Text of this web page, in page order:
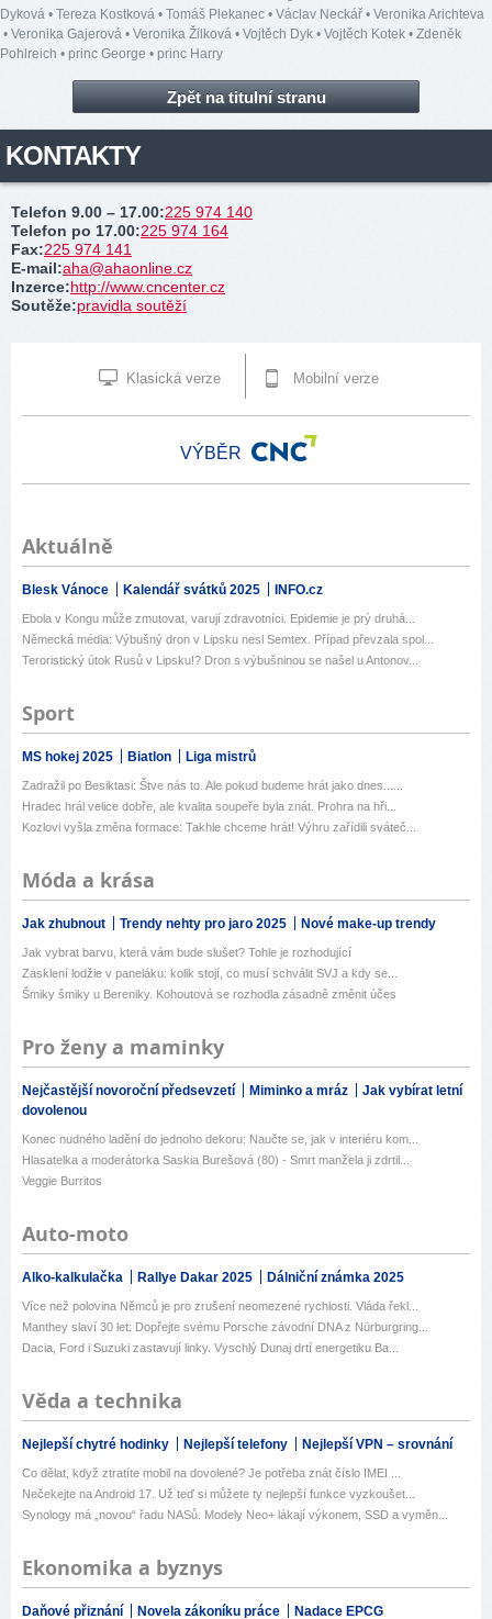
Dyková • Tereza Kostková • Tomáš Plekanec • Václav Neckář • Veronika Arichteva
• Veronika Gajerová • Veronika Žilková • Vojtěch Dyk • Vojtěch Kotek • Zdeněk
Pohlreich • princ George • princ Harry
Zpět na titulní stranu
KONTAKTY
Telefon 9.00 – 17.00:225 974 140
Telefon po 17.00:225 974 164
Fax:225 974 141
E-mail:aha@ahaonline.cz
Inzerce:http://www.cncenter.cz
Soutěže:pravidla soutěží
Klasická verze Mobilní verze
VÝBĚR
Aktuálně
Blesk Vánoce Kalendář svátků 2025 INFO.cz
Ebola v Kongu může zmutovat, varují zdravotníci. Epidemie je prý druhá...
Německá média: Výbušný dron v Lipsku nesl Semtex. Případ převzala spol...
Teroristický útok Rusů v Lipsku!? Dron s výbušninou se našel u Antonov...
Sport
MS hokej 2025 Biatlon Liga mistrů
Zadražil po Besiktasi: Štve nás to. Ale pokud budeme hrát jako dnes......
Hradec hrál velice dobře, ale kvalita soupeře byla znát. Prohra na hři...
Kozlovi vyšla změna formace: Takhle chceme hrát! Výhru zařídili sváteč...
Móda a krása
Jak zhubnout Trendy nehty pro jaro 2025 Nové make-up trendy
Jak vybrat barvu, která vám bude slušet? Tohle je rozhodující
Zasklení lodžie v paneláku: kolik stojí, co musí schválit SVJ a kdy se...
Šmiky šmiky u Bereniky. Kohoutová se rozhodla zásadně změnit účes
Pro ženy a maminky
Nejčastější novoroční předsevzetí Miminko a mráz
Jak vybírat letní
dovolenou
Konec nudného ladění do jednoho dekoru: Naučte se, jak v interiéru kom...
Hlasatelka a moderátorka Saskia Burešová (80) - Smrt manžela ji zdrtil...
Veggie Burritos
Auto-moto
Alko-kalkulačka Rallye Dakar 2025 Dálniční známka 2025
Více než polovina Němců je pro zrušení neomezené rychlosti. Vláda řekl...
Manthey slaví 30 let: Dopřejte svému Porsche závodní DNA z Nürburgring...
Dacia, Ford i Suzuki zastavují linky. Vyschlý Dunaj drtí energetiku Ba...
Věda a technika
Nejlepší chytré hodinky Nejlepší telefony Nejlepší VPN – srovnání
Co dělat, když ztratíte mobil na dovolené? Je potřeba znát číslo IMEI ...
Nečekejte na Android 17. Už teď si můžete ty nejlepší funkce vyzkoušet...
Synology má „novou“ řadu NASů. Modely Neo+ lákají výkonem, SSD a vyměn...
Ekonomika a byznys
Daňové přiznání Novela zákoníku práce Nadace EPCG